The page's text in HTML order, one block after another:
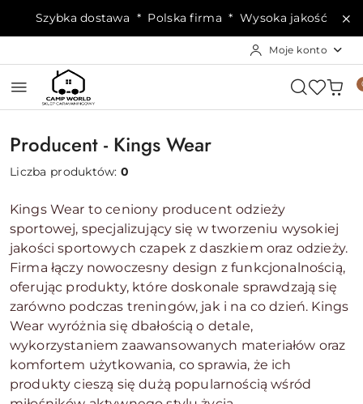
Przejdź do treści głównej
Przejdź do wyszukiwarki
Przejdź do moje konto
Przejdź do menu głównego
Przejdź do stopki
Szybka dostawa * Polska firma * Wysoka jakość
Moje konto
Producent - Kings Wear
Liczba produktów:0
Kings Wear to ceniony producent odzieży
sportowej, specjalizujący się w tworzeniu wysokiej
jakości sportowych czapek z daszkiem oraz odzieży.
Firma łączy nowoczesny design z funkcjonalnością,
oferując produkty, które doskonale sprawdzają się
zarówno podczas treningów, jak i na co dzień. Kings
Wear wyróżnia się dbałością o detale,
wykorzystaniem zaawansowanych materiałów oraz
komfortem użytkowania, co sprawia, że ich
produkty cieszą się dużą popularnością wśród